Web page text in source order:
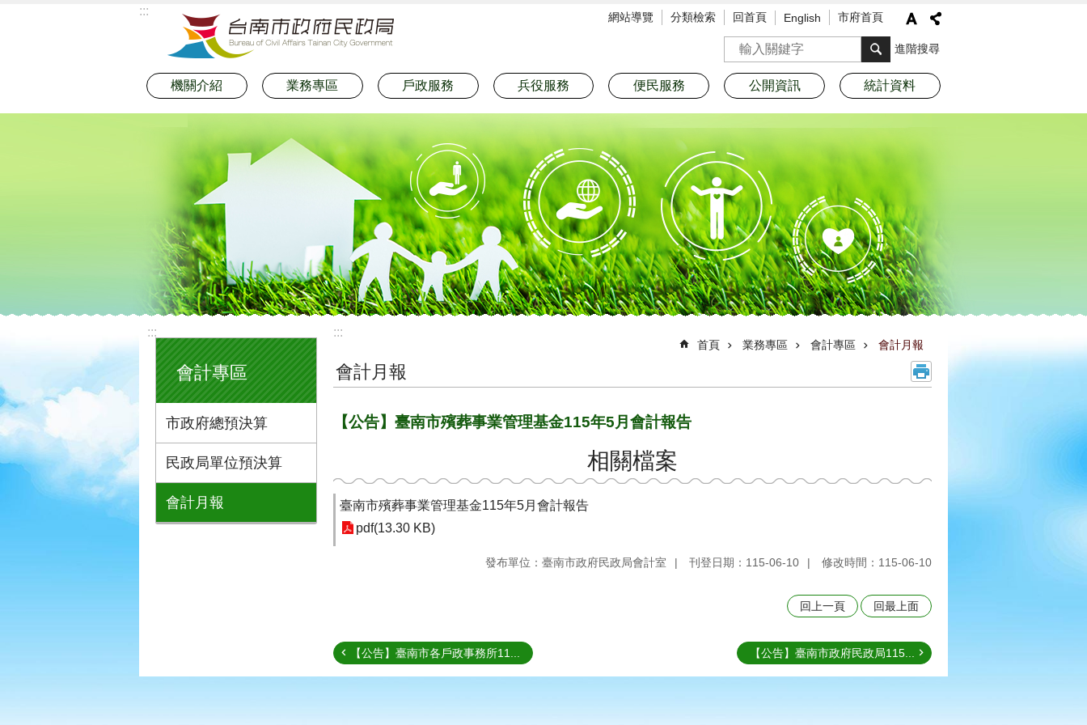
::: 網站導覽 分類檢索 回首頁 English 市府首頁
搜尋 進階搜尋
機關介紹 業務專區 戶政服務 兵役服務 便民服務 公開資訊 統計資料
:::
會計專區
市政府總預決算
民政局單位預決算
會計月報
:::
首頁 業務專區 會計專區 會計月報
會計月報
【公告】臺南市殯葬事業管理基金115年5月會計報告
相關檔案
臺南市殯葬事業管理基金115年5月會計報告
pdf(13.30 KB)
發布單位：臺南市政府民政局會計室 刊登日期：115-06-10 修改時間：115-06-10
回上一頁 回最上面
【公告】臺南市各戶政事務所11... 【公告】臺南市政府民政局115...